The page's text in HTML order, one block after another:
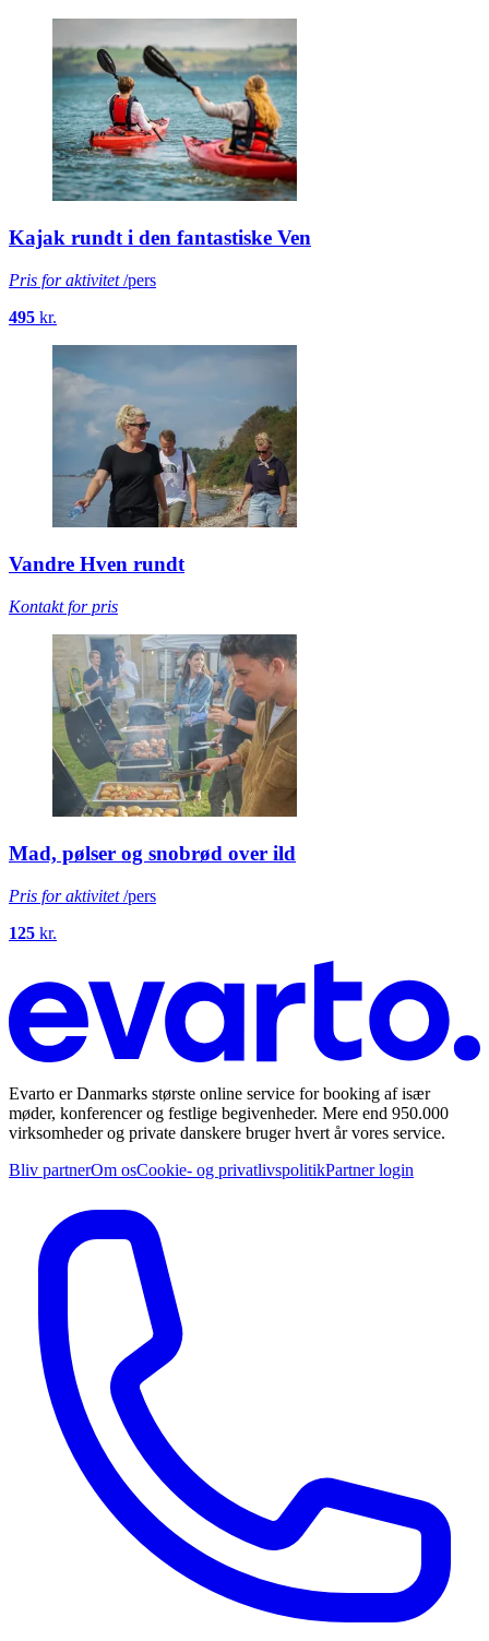
Teambuilding
Pris for aktivitet/pers
10.000
Kajak rundt i den fantastiske Ven
Pris for aktivitet
Vandre Hven rundt
Kontakt for pris
Mad, pølser og snobrød over ild
Pris for aktivitet
/pers
kr.
Evarto er Danmarks største online service for booking af især
møder, konferencer og festlige begivenheder. Mere end 950.000
virksomheder og private danskere bruger hvert år vores service.
Om osCookie- og privatlivspolitik Partner login